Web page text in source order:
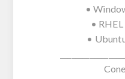
•
•
•